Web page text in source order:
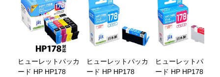
ヒューレットパッカ
ード HP HP178
ヒューレットパッカ
ード HP HP178
ヒューレットパッカ
ード HP HP178